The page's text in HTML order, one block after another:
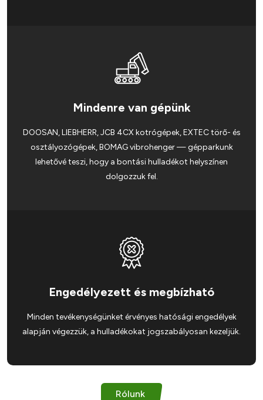
Mindenre van gépünk
DOOSAN, LIEBHERR, JCB 4CX kotrógépek, EXTEC törő- és
osztályozógépek, BOMAG vibrohenger — gépparkunk
lehetővé teszi, hogy a bontási hulladékot helyszínen
dolgozzuk fel.
Engedélyezett és megbízható
Minden tevékenységünket érvényes hatósági engedélyek
alapján végezzük, a hulladékokat jogszabályosan kezeljük.
Rólunk